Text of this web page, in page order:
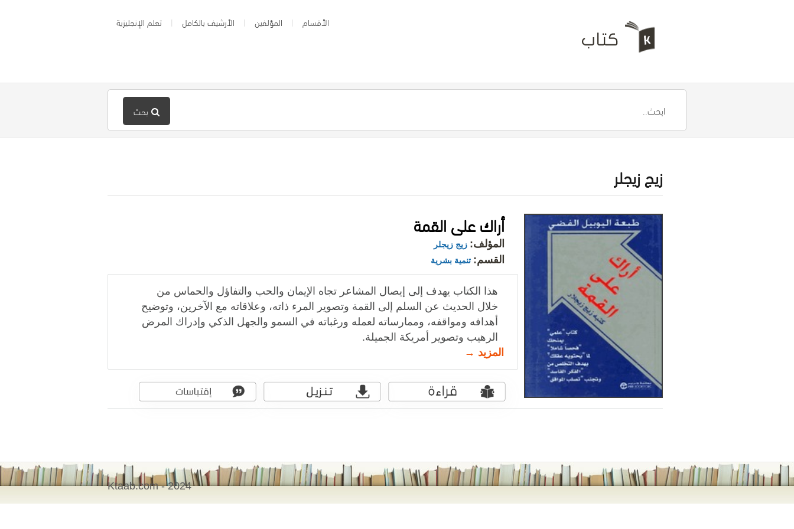
الأقسام المؤلفين الأرشيف بالكامل تعلم الإنجليزية
بحث
زيج زيجلر
أراك على القمة
المؤلف: زيج زيجلر
القسم: تنمية بشرية
هذا الكتاب يهدف إلى إيصال المشاعر تجاه الإيمان والحب والتفاؤل والحماس من
خلال الحديث عن السلم إلى القمة وتصوير المرء ذاته، وعلاقاته مع الآخرين، وتوضيح
أهدافه ومواقفه، وممارساته لعمله ورغباته في السمو والجهل الذكي وإدراك المرض
الرهيب وتصوير أمريكة الجميلة.
المزيد →
Ktaab.com - 2024